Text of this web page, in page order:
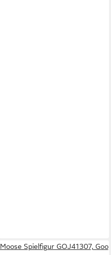
Moose Spielfigur GOJ41307, Goo